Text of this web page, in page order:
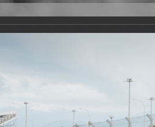
Деятельность